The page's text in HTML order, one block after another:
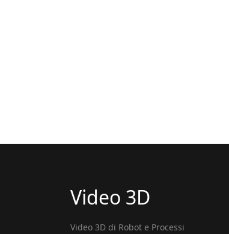
Video 3D
Video 3D di Robot e Processi